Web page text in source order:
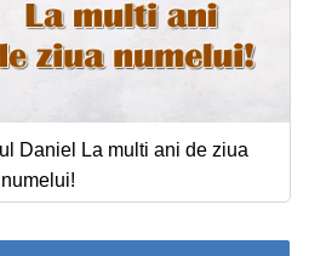
Daniel La multi ani de ziua
numelui!